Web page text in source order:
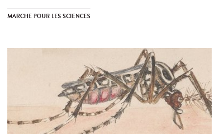
MARCHE POUR LES SCIENCES